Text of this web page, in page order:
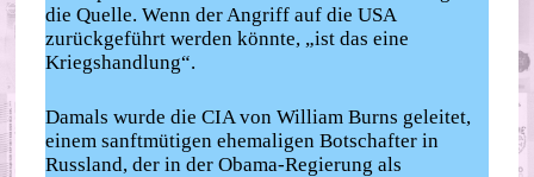
die Quelle. Wenn der Angriff auf die USA
zurückgeführt werden könnte, „ist das eine
Kriegshandlung“.
Damals wurde die CIA von William Burns geleitet,
einem sanftmütigen ehemaligen Botschafter in
Russland, der in der Obama-Regierung als